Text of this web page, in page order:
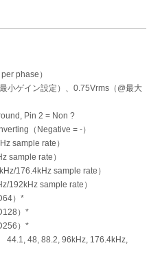
phase）
小ゲイン設定）、0.75Vrms（@最大
Pin 2 = Non ?
（Negative = -）
sample rate）
rate）
sample rate）
sample rate）
）*
）*
）*
48, 88.2, 96kHz, 176.4kHz,